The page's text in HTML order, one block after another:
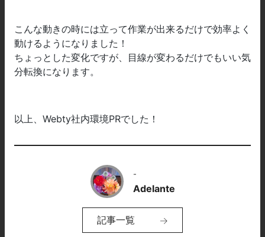
こんな動きの時には立って作業が出来るだけで効率よく
動けるようになりました！
ちょっとした変化ですが、目線が変わるだけでもいい気
分転換になります。
以上、Webty社内環境PRでした！
-
Adelante
記事一覧